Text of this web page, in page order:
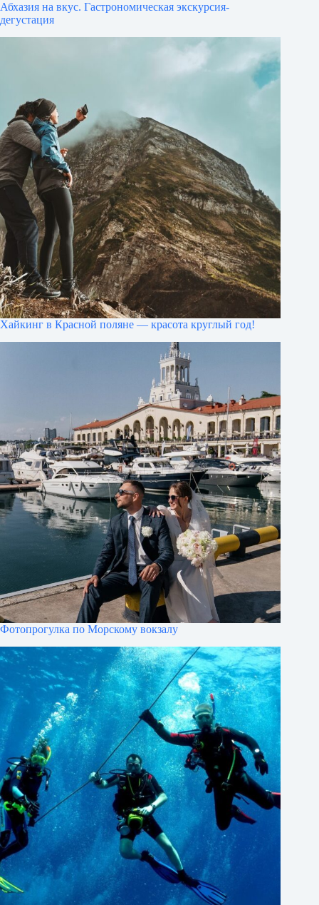
Абхазия на вкус. Гастрономическая экскурсия-
дегустация
Хайкинг в Красной поляне — красота круглый год!
Фотопрогулка по Морскому вокзалу